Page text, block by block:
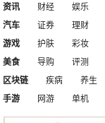
资讯 财经 娱乐
汽车
证券 理财
游戏
护肤
彩妆
美食
导购 评测
区块链
疾病
养生
手游
网游 单机